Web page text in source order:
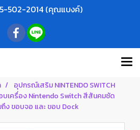
502-2014 (คุณแบงค์)
อุปกรณ์เสริม NINTENDO SWITCH
เครื่อง Nintendo Switch สีสันคมชัด
ขอบจอ และ ขอบ Dock